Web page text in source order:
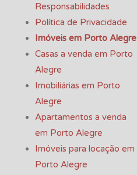
Responsabilidades
Política de Privacidade
Imóveis em Porto Alegre
Casas a venda em Porto
Alegre
Imobiliárias em Porto
Alegre
Apartamentos a venda
em Porto Alegre
Imóveis para locação em
Porto Alegre